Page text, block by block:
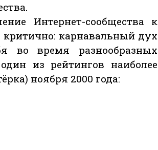
Интернет-сообщества к
карнавальный дух
во время разнообразных
из рейтингов наиболее
ноября 2000 года: